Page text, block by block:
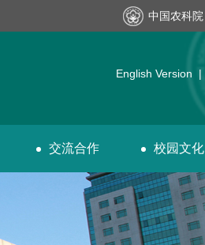
中国农科院
English Version |
交流合作 校园文化